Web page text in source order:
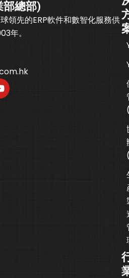
部總部)
領先的ERP軟件和數智化服務供
年。